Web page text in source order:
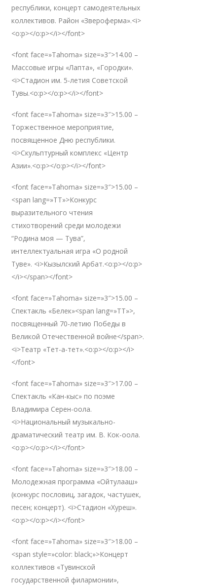
республики, концерт самодеятельных
коллективов. Район «Звероферма».<i>
<o:p></o:p></i></font>
<font face=»Tahoma» size=»3″>14.00 –
Массовые игры «Лапта», «Городки».
<i>Стадион им. 5-летия Советской
Тувы.<o:p></o:p></i></font>
<font face=»Tahoma» size=»3″>15.00 –
Торжественное мероприятие,
посвященное Дню республики.
<i>Скульптурный комплекс «Центр
Азии».<o:p></o:p></i></font>
<font face=»Tahoma» size=»3″>15.00 –
<span lang=»TT»>Конкурс
выразительного чтения
стихотворений среди молодежи
“Родина моя — Тува”,
интеллектуальная игра «О родной
Туве». <i>Кызылский Арбат.<o:p></o:p>
</i></span></font>
<font face=»Tahoma» size=»3″>15.00 –
Спектакль «Белек»<span lang=»TT»>,
посвященный 70-летию Победы в
Великой Отечественной войне</span>.
<i>Театр «Тет-а-тет».<o:p></o:p></i>
</font>
<font face=»Tahoma» size=»3″>17.00 –
Спектакль «Кан-кыс» по поэме
Владимира Серен-оола.
<i>Национальный музыкально-
драматический театр им. В. Кок-оола.
<o:p></o:p></i></font>
<font face=»Tahoma» size=»3″>18.00 –
Молодежная программа «Ойтулааш»
(конкурс пословиц, загадок, частушек,
песен; концерт). <i>Стадион «Хуреш».
<o:p></o:p></i></font>
<font face=»Tahoma» size=»3″>18.00 –
<span style=»color: black;»>Концерт
коллективов «Тувинской
государственной филармонии»,